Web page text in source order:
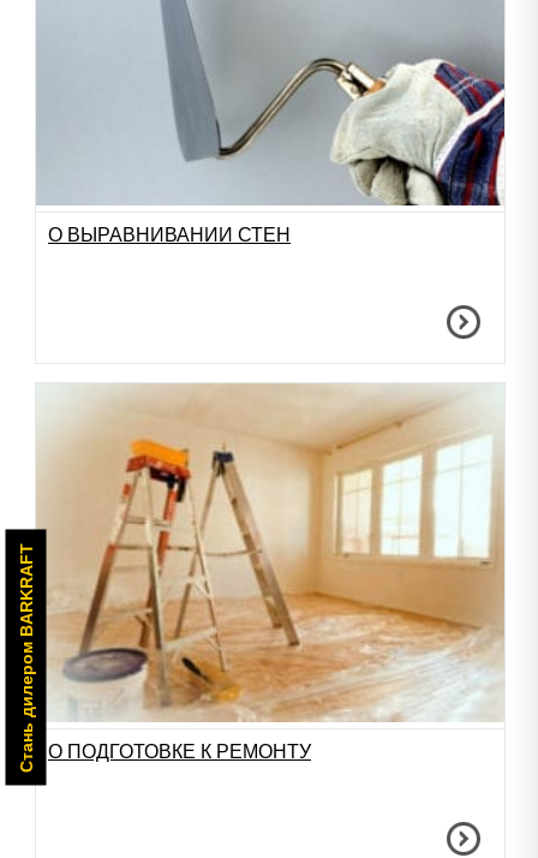
Стань дилером BARKRAFT
О ВЫРАВНИВАНИИ СТЕН
О ПОДГОТОВКЕ К РЕМОНТУ